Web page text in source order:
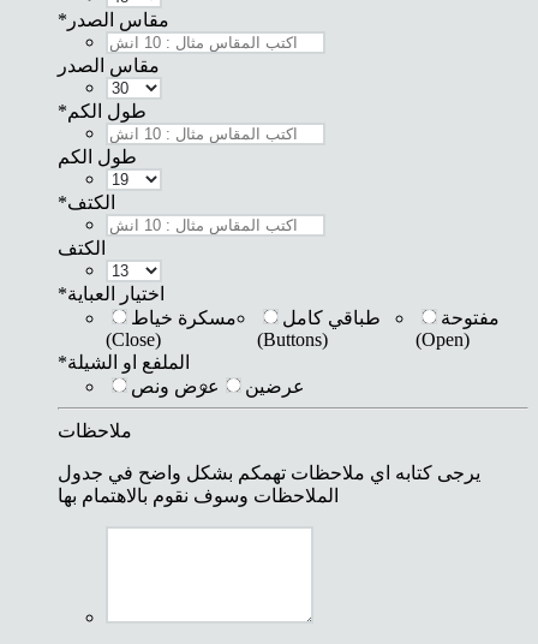
* مقاس الصدر
مقاس الصدر
*طول الكم
طول الكم
*الكتف
الكتف
*اختيار العباية
مسكرة خياط
(Close)
طباقي كامل
(Buttons)
مفتوحة
(Open)
*الملفع او الشيلة
عرض ونص
عرضين
ملاحظات
يرجى كتابه اي ملاحظات تهمكم بشكل واضح في جدول
الملاحظات وسوف نقوم بالاهتمام بها